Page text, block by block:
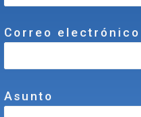
Correo electrónico
Asunto